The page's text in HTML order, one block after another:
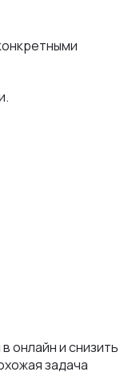
онлайн и снизить
задача